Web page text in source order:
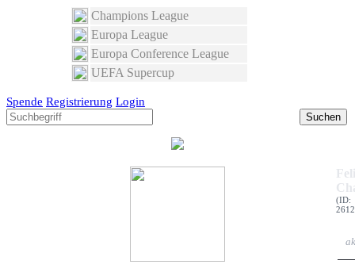
Champions League
Europa League
Europa Conference League
UEFA Supercup
Spende Registrierung Login
Suchen
(ID: